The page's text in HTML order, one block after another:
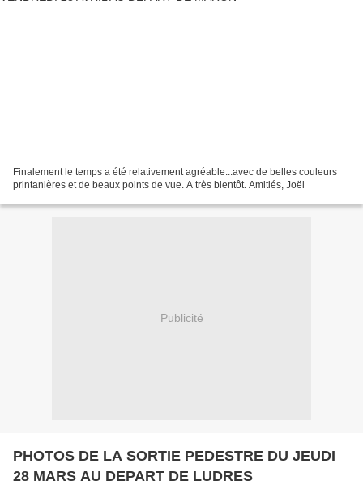
Finalement le temps a été relativement agréable...avec de belles couleurs
printanières et de beaux points de vue. A très bientôt. Amitiés, Joël
Publicité
PHOTOS DE LA SORTIE PEDESTRE DU JEUDI
28 MARS AU DEPART DE LUDRES